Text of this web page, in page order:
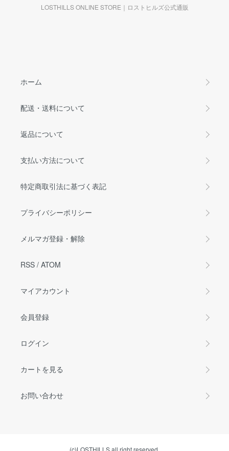
LOSTHILLS ONLINE STORE｜ロストヒルズ公式通販
ホーム
配送・送料について
返品について
支払い方法について
特定商取引法に基づく表記
プライバシーポリシー
メルマガ登録・解除
RSS / ATOM
マイアカウント
会員登録
ログイン
カートを見る
お問い合わせ